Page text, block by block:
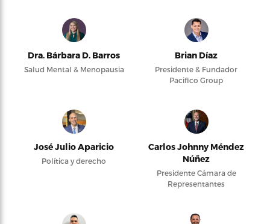
Dra. Bárbara D. Barros
Salud Mental & Menopausia
Brian Díaz
Presidente & Fundador
Pacifico Group
José Julio Aparicio
Política y derecho
Carlos Johnny Méndez
Núñez
Presidente Cámara de
Representantes